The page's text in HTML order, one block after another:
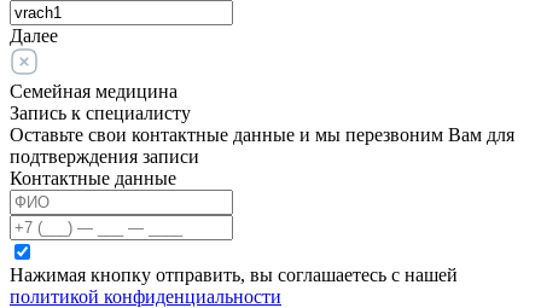
Далее
Семейная медицина
Запись к специалисту
Оставьте свои контактные данные и мы перезвоним Вам для
подтверждения записи
Контактные данные
Нажимая кнопку отправить, вы соглашаетесь с нашей
политикой конфиденциальности